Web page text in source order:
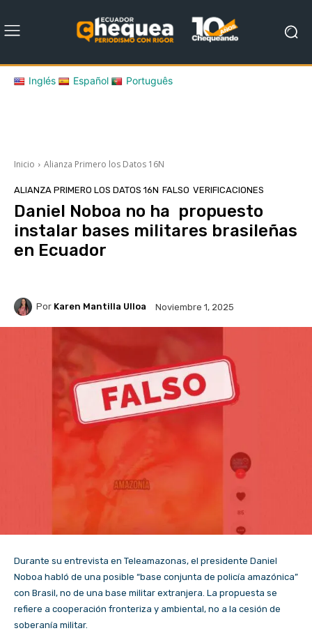
Inglés Español Português
Inicio Alianza Primero los Datos 16N
ALIANZA PRIMERO LOS DATOS 16N FALSO VERIFICACIONES
Daniel Noboa no ha propuesto
instalar bases militares brasileñas
en Ecuador
Por Karen Mantilla Ulloa Noviembre 1, 2025
Durante su entrevista en Teleamazonas, el presidente Daniel
Noboa habló de una posible “base conjunta de policía amazónica”
con Brasil, no de una base militar extranjera. La propuesta se
refiere a cooperación fronteriza y ambiental, no a la cesión de
soberanía militar.